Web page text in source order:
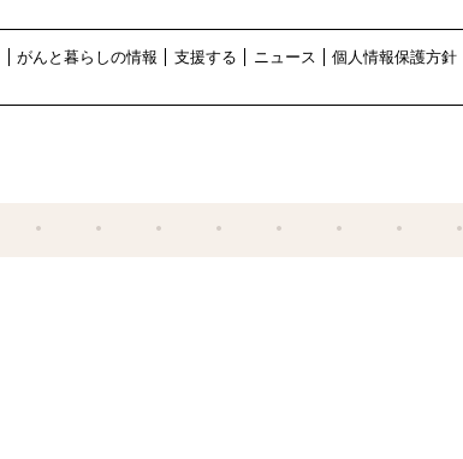
がんと暮らしの情報 支援する ニュース 個人情報保護方針